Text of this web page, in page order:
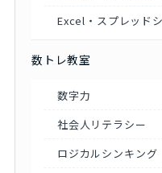
Excel・スプレッド
数トレ教室
数字力
社会人リテラシー
ロジカルシンキング